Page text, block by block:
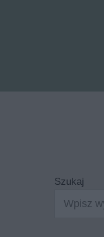
Szukaj